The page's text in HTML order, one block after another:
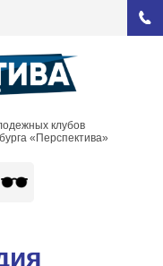
клубов
«Перспектива»